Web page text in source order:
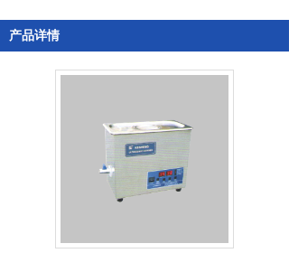
代理/维修美国进口超声
波清洗机
产品详情